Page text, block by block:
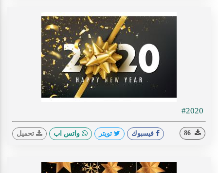
#2020
فيسبوك تويتر واتس اب تحميل